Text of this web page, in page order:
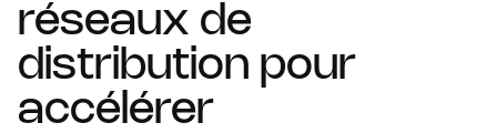
réseaux de
distribution pour
accélérer